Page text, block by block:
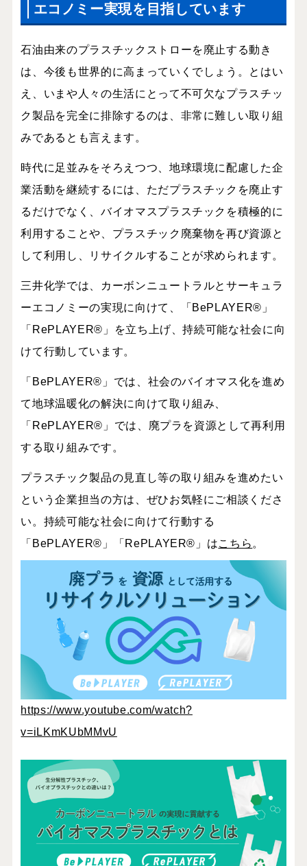
エコノミー実現を目指しています
石油由来のプラスチックストローを廃止する動き
は、今後も世界的に高まっていくでしょう。とはい
え、いまや人々の生活にとって不可欠なプラスチッ
ク製品を完全に排除するのは、非常に難しい取り組
みであるとも言えます。
時代に足並みをそろえつつ、地球環境に配慮した企
業活動を継続するには、ただプラスチックを廃止す
るだけでなく、バイオマスプラスチックを積極的に
利用することや、プラスチック廃棄物を再び資源と
して利用し、リサイクルすることが求められます。
三井化学では、カーボンニュートラルとサーキュラ
ーエコノミーの実現に向けて、「 BePLAYER®」
「 RePLAYER®」を立ち上げ、持続可能な社会に向
けて行動しています。
「 BePLAYER®」では、社会のバイオマス化を進め
て地球温暖化の解決に向けて取り組み、
「 RePLAYER®」では、廃プラを資源として再利用
する取り組みです。
プラスチック製品の見直し等の取り組みを進めたい
という企業担当の方は、ぜひお気軽にご相談くださ
い。持続可能な社会に向けて行動する
「 BePLAYER®」「 RePLAYER®」はこちら 。
https://www.youtube.com/watch?
v=iLKmKUbMMvU